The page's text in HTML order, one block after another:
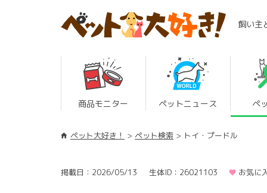
飼い主
商品モニター ペットニュース ペ
ペット大好き！ ペット検索 トイ・プードル
掲載日：2026/05/13 生体ID：26021103 お気に